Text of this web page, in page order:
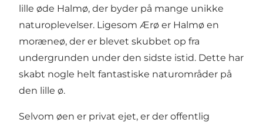
lille øde Halmø, der byder på mange unikke
naturoplevelser. Ligesom Ærø er Halmø en
moræneø, der er blevet skubbet op fra
undergrunden under den sidste istid. Dette har
skabt nogle helt fantastiske naturområder på
den lille ø.
Selvom øen er privat ejet, er der offentlig